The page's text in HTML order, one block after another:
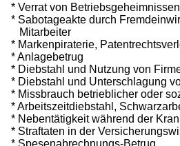
* Verrat von
* Sabotageakte durch
Mitarbeiter
* Markenpiraterie,
* Anlagebetrug
* Diebstahl und Nutzung von
* Diebstahl und Unterschlagung
* Missbrauch betrieblicher oder
* Arbeitszeitdiebstahl,
* Nebentätigkeit während der
* Straftaten in der
* Spesenabrechnungs-Betrug